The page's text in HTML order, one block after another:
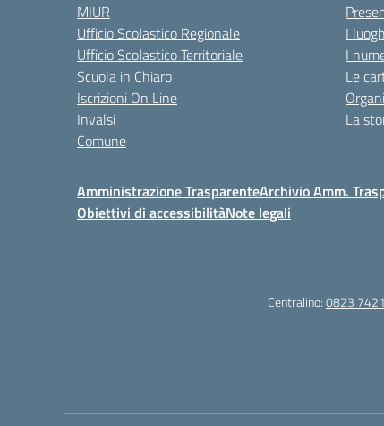
MIUR
Ufficio Scolastico Regionale
Ufficio Scolastico Territoriale
Scuola in Chiaro
Iscrizioni On Line
Invalsi
Comune
I
I
Le
La
Amministrazione TrasparenteArchivio Amm.
Obiettivi di accessibilitàNote legali
Centralino:0823